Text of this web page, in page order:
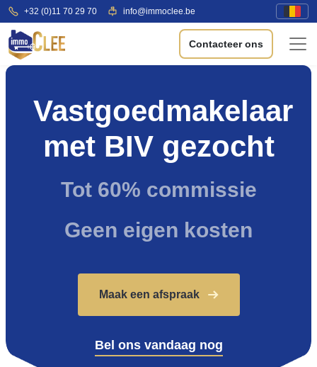
+32 (0)11 70 29 70 info@immoclee.be
Contacteer ons
Vastgoedmakelaar
met BIV gezocht
Tot 60% commissie
Geen eigen kosten
Maak een afspraak
Bel ons vandaag nog